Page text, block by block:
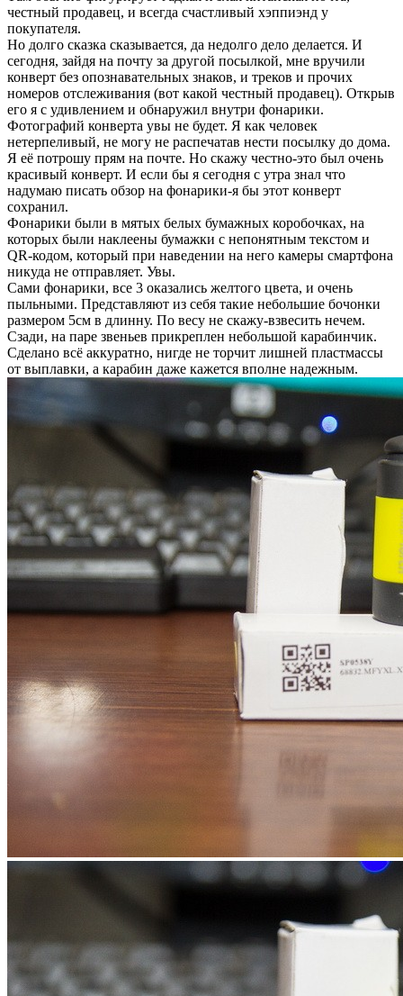
честный продавец, и всегда счастливый хэппиэнд у
покупателя.
Но долго сказка сказывается, да недолго дело делается. И
сегодня, зайдя на почту за другой посылкой, мне вручили
конверт без опознавательных знаков, и треков и прочих
номеров отслеживания (вот какой честный продавец). Открыв
его я с удивлением и обнаружил внутри фонарики.
Фотографий конверта увы не будет. Я как человек
нетерпеливый, не могу не распечатав нести посылку до дома.
Я её потрошу прям на почте. Но скажу честно-это был очень
красивый конверт. И если бы я сегодня с утра знал что
надумаю писать обзор на фонарики-я бы этот конверт
сохранил.
Фонарики были в мятых белых бумажных коробочках, на
которых были наклеены бумажки с непонятным текстом и
QR-кодом, который при наведении на него камеры смартфона
никуда не отправляет. Увы.
Сами фонарики, все 3 оказались желтого цвета, и очень
пыльными. Представляют из себя такие небольшие бочонки
размером 5см в длинну. По весу не скажу-взвесить нечем.
Сзади, на паре звеньев прикреплен небольшой карабинчик.
Сделано всё аккуратно, нигде не торчит лишней пластмассы
от выплавки, а карабин даже кажется вполне надежным.